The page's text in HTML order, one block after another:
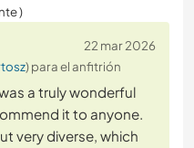
)
22 mar 2026
) para el anfitrión
a truly wonderful
it to anyone.
very diverse, which